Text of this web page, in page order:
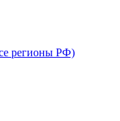
регионы РФ)